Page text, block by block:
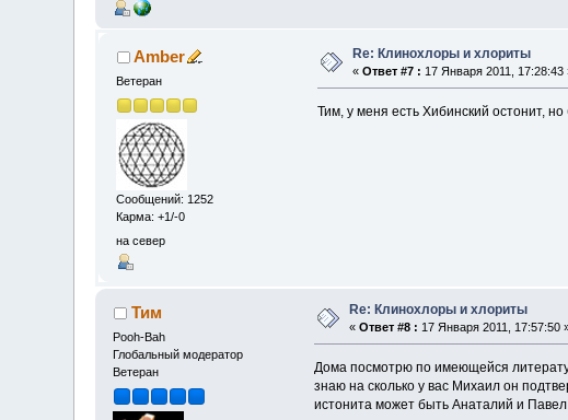
Amber
Ветеран
Сообщений: 1252
Карма: +1/-0
на север
Re: Клинохлоры и хлориты
«Ответ #7 : 17 Января 2011, 17:28:43
Тим, у меня есть Хибинский остонит,
Тим
Pooh-Bah
Глобальный модератор
Ветеран
Re: Клинохлоры и хлориты
«Ответ #8 : 17 Января 2011, 17:57:50
Дома посмотрю по имеющейся
знаю на сколько у вас Михаил он
истонита может быть Анаталий и Павел